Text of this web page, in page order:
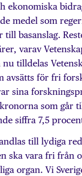
ekonomiska
medel som
till basanslag.
varav
tilldelas
avsätts för fri
sina
kronorna som
siffra 7,5
till lydiga
ska vara fri
organ. Vi